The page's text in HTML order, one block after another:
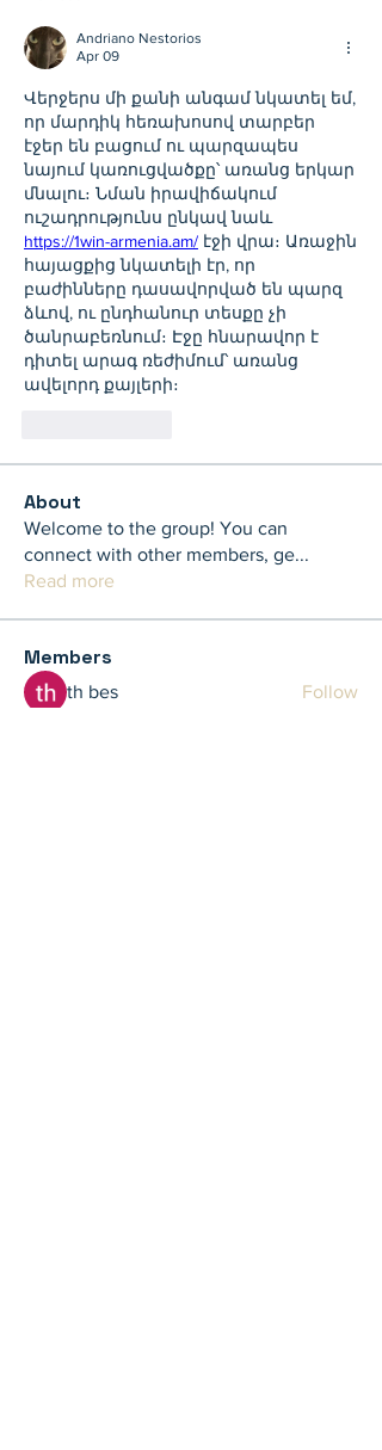
Andriano Nestorios
Apr 09
Վերջերս մի քանի անգամ նկատել եմ,
որ մարդիկ հեռախոսով տարբեր
էջեր են բացում ու պարզապես
նայում կառուցվածքը՝ առանց երկար
մնալու։ Նման իրավիճակում
https://1win-armenia.am/ էջի վրա։ Առաջին
հայացքից նկատելի էր, որ
բաժինները դասավորված են պարզ
ձևով, ու ընդհանուր տեսքը չի
ծանրաբեռնում։ Էջը հնարավոր է
դիտել արագ ռեժիմում՝ առանց
ավելորդ քայլերի։
About
Welcome to the group! You can
connect with other members, ge...
Read more
Members
th bes Follow